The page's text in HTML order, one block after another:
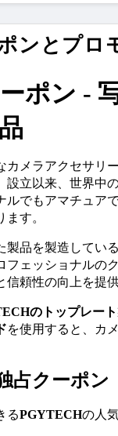
ンとプロ
ポン -
カメラアクセサリ
設立以来、世界中
でもアマチュアで
す。
製品を製造してい
フェッショナルの
頼性の向上を提
のトップレート
を使用すると、カ
占クーポン
るPGYTECHの人